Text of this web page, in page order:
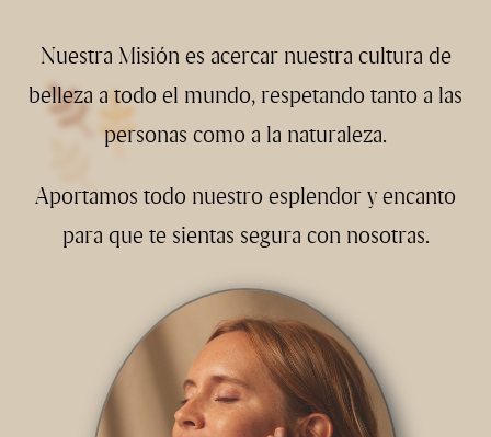
Nuestra Misión es acercar nuestra cultura de
belleza a todo el mundo, respetando tanto a las
personas como a la naturaleza.
Aportamos todo nuestro esplendor y encanto
para que te sientas segura con nosotras.